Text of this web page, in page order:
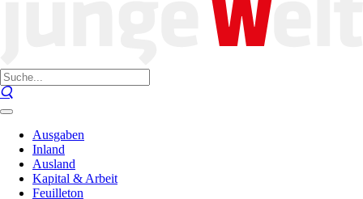
Ausgaben
Inland
Ausland
Kapital & Arbeit
Feuilleton